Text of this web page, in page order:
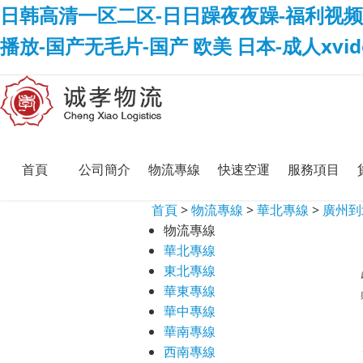
日韩高清一区二区-日日躁夜夜躁-福利视
播放-国产无毛片-国产 欧美 日本-成人
首頁 公司簡介 物流專線 快速空運 服務項目
首頁>物流專線 >華北專線 > 廣州
物流專線
華北專線
東北專線
華東專線
華中專線
華南專線
西南專線